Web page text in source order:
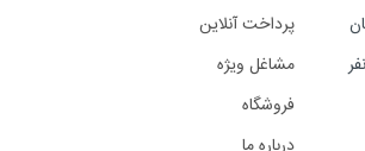
پرداخت آنلاین
مشاغل ویژه
فروشگاه